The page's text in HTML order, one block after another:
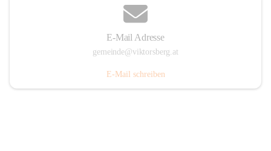
E-Mail Adresse
gemeinde@viktorsberg.at
E-Mail schreiben